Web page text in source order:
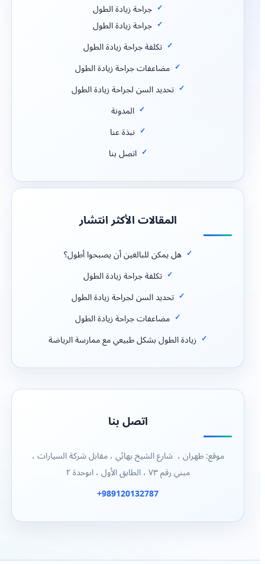
جراحة زيادة الطول
جراحة زيادة الطول
تكلفة جراحة زيادة الطول
مضاعفات جراحة زيادة الطول
تحديد السن لجراحة زيادة الطول
المدونة
نبذة عنا
اتصل بنا
المقالات الأكثر انتشار
هل يمكن للبالغين أن يصبحوا أطول؟
تكلفة جراحة زيادة الطول
تحديد السن لجراحة زيادة الطول
مضاعفات جراحة زيادة الطول
زيادة الطول بشكل طبيعي مع ممارسة الرياضة
اتصل بنا
موقع: طهران ، شارع الشيخ بهائي ، مقابل شركة السيارات ،
مبني رقم ٧٣ ، الطابق الأول ، اىوحدة ٢
989120132787+